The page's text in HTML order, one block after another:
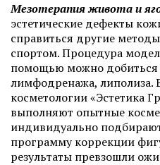
Мезотерапия живота и
эстетические дефекты
справиться другие
спортом. Процедура
помощью можно добиться
лимфодренажа, липолиза.
косметологии «Эстетика
выполняют опытные
индивидуально
программу коррекции
результаты превзошли